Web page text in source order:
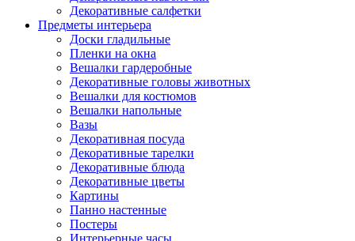
Декоративные салфетки
Предметы интерьера
Доски гладильные
Пленки на окна
Вешалки гардеробные
Декоративные головы животных
Вешалки для костюмов
Вешалки напольные
Вазы
Декоративная посуда
Декоративные тарелки
Декоративные блюда
Декоративные цветы
Картины
Панно настенные
Постеры
Интерьерные часы